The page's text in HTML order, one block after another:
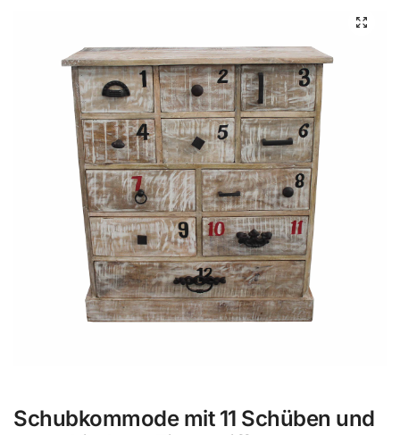
🔍
Schubkommode mit 11 Schüben und